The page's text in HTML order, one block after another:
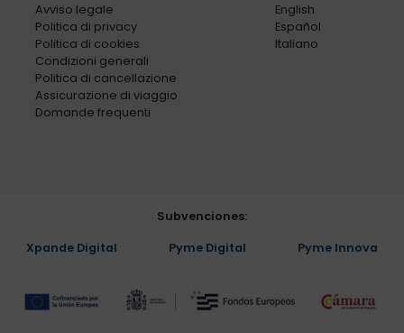
Avviso legale
Politica di privacy
Politica di cookies
Condizioni generali
Politica di cancellazione
Assicurazione di viaggio
Domande frequenti
English
Español
Italiano
Subvenciones:
Xpande Digital Pyme Digital Pyme Innova